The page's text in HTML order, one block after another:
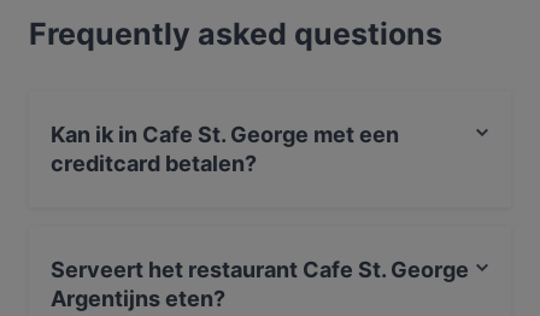
ontdek de gerechten bij Cafe St. George en ervaar
authentiek Argentijns eten in Amsterdam.
Frequently asked questions
Kan ik in Cafe St. George met een
creditcard betalen?
Serveert het restaurant Cafe St. George
Argentijns eten?